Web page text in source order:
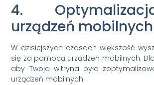
4.
urządzeń mobilnych
W dzisiejszych czasach większość
się za pomocą urządzeń mobilnych.
aby Twoja witryna była
urządzeń mobilnych.